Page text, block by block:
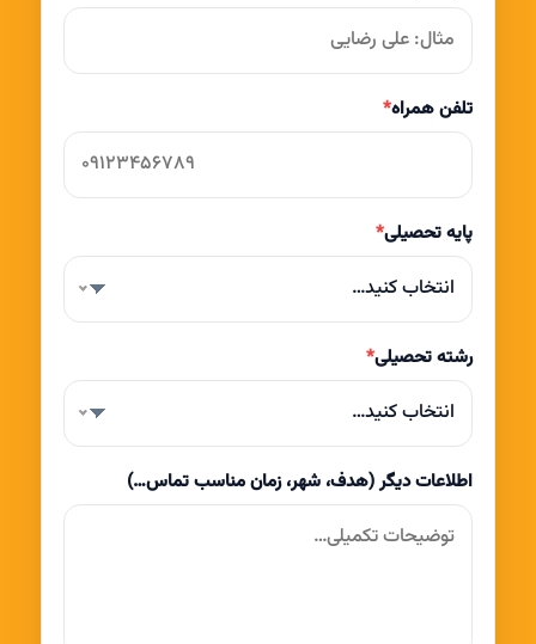
تلفن همراه*
پایه تحصیلی*
انتخاب کنید…
رشته تحصیلی*
انتخاب کنید…
اطلاعات دیگر (هدف، شهر، زمان مناسب تماس…)